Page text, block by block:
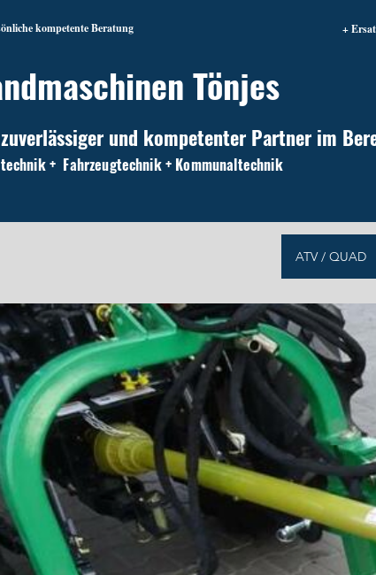
kompetente Beratung +
Tönjes
und kompetenter Partner im
+ Fahrzeugtechnik + Kommunaltechnik
ATV / QUAD